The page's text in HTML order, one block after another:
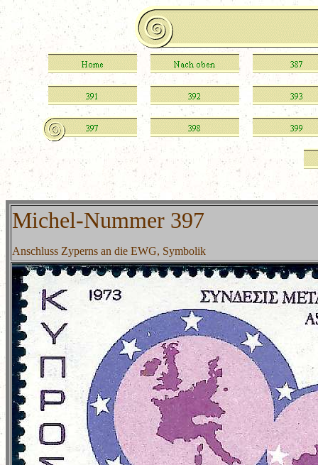
Michel-Nummer 397
Anschluss Zyperns an die EWG, Symbolik